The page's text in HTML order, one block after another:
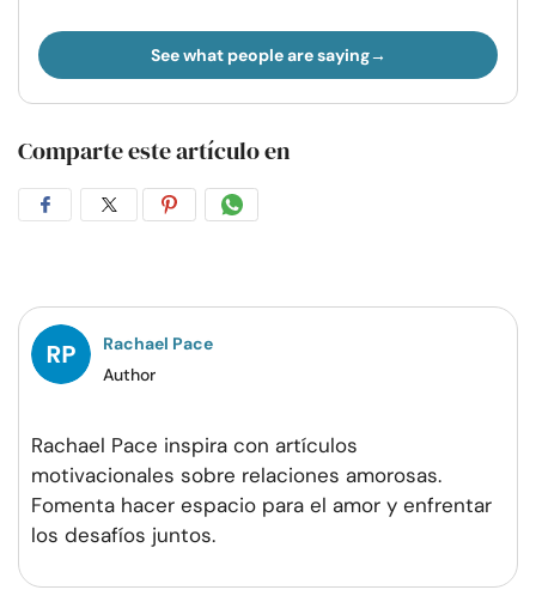
See what people are saying
Comparte este artículo en
CompartirCompartirCompartirCompartir
Rachael Pace
Author
Rachael Pace inspira con artículos
motivacionales sobre relaciones amorosas.
Fomenta hacer espacio para el amor y enfrentar
los desafíos juntos.